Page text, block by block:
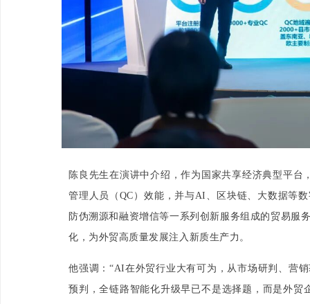
陈良先生在演讲中介绍，作为国家共享经济典型平
管理人员（QC）效能，并与AI、区块链、大数据等
防伪溯源和融资增信等一系列创新服务组成的贸易服
化，为外贸高质量发展注入新质生产力。
他强调：“AI在外贸行业大有可为，从市场研判、营
预判，全链路智能化升级早已不是选择题，而是外贸